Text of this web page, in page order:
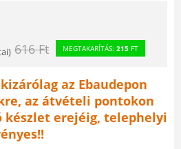
) 616 Ft MEGTAKARÍTÁS: 215 FT
az Ebaudepon
az átvételi pontokon
készlet erejéig, telephelyi